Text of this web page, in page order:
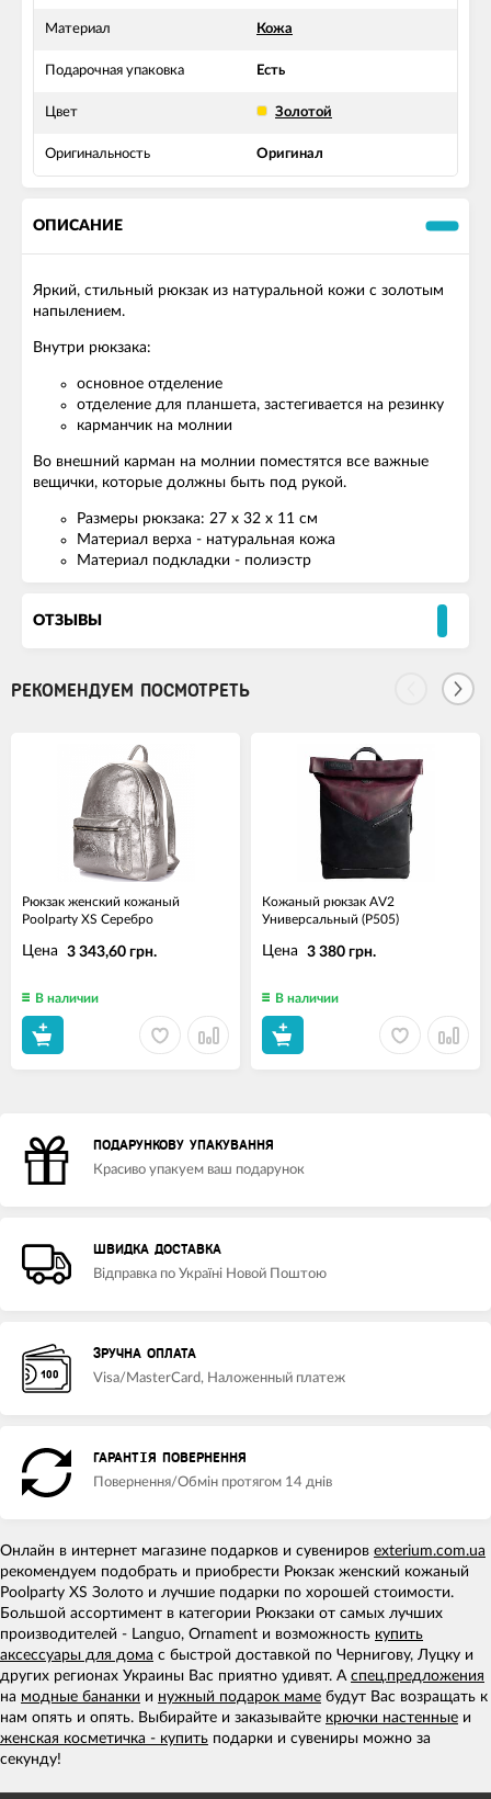
Материал Кожа
Подарочная упаковка Есть
Цвет Золотой
Оригинальность Оригинал
ОПИСАНИЕ
Яркий, стильный рюкзак из натуральной кожи с золотым
напылением.
Внутри рюкзака:
основное отделение
отделение для планшета, застегивается на резинку
карманчик на молнии
Во внешний карман на молнии поместятся все важные
вещички, которые должны быть под рукой.
Размеры рюкзака: 27 х 32 х 11 см
Материал верха - натуральная кожа
Материал подкладки - полиэстр
ОТЗЫВЫ
РЕКОМЕНДУЕМ ПОСМОТРЕТЬ
Рюкзак женский кожаный
Poolparty XS Серебро
Цена 3 343,60 грн.
В наличии
Кожаный рюкзак AV2
Универсальный (P505)
Цена 3 380 грн.
В наличии
ПОДАРУНКОВУ УПАКУВАННЯ
Красиво упакуем ваш подарунок
ШВИДКА ДОСТАВКА
Відправка по Україні Новой Поштою
ЗРУЧНА ОПЛАТА
Visa/MasterCard, Наложенный платеж
ГАРАНТІЯ ПОВЕРНЕННЯ
Повернення/Обмін протягом 14 днів
Онлайн в интернет магазине подарков и сувениров exterium.com.ua
рекомендуем подобрать и приобрести Рюкзак женский кожаный
Poolparty XS Золото и лучшие подарки по хорошей стоимости.
Большой ассортимент в категории Рюкзаки от самых лучших
производителей - Languo, Ornament и возможность купить
аксессуары для дома с быстрой доставкой по Чернигову, Луцку и
других регионах Украины Вас приятно удивят. А спец.предложения
на модные бананки и нужный подарок маме будут Вас возращать к
нам опять и опять. Выбирайте и заказывайте крючки настенные и
женская косметичка - купить подарки и сувениры можно за
секунду!